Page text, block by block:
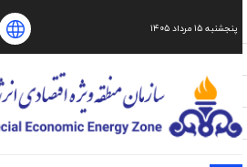
فا Ru Ch
پنجشنبه ۱۵ مرداد ۱۴۰۵